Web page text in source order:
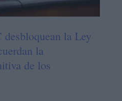
la Ley
la
de los